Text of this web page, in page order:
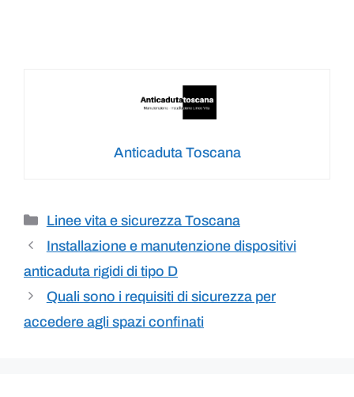
Anticaduta Toscana
Linee vita e sicurezza Toscana
Installazione e manutenzione dispositivi
anticaduta rigidi di tipo D
Quali sono i requisiti di sicurezza per
accedere agli spazi confinati